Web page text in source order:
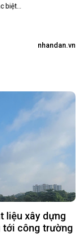
biệt…
nhandan.vn
liệu xây dựng
tới công trường